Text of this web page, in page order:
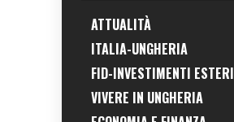
ATTUALITÀ
ITALIA-UNGHERIA
FID-INVESTIMENTI ESTERI
VIVERE IN UNGHERIA